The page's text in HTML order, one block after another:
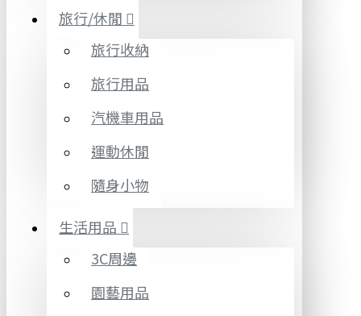
旅行/休閒
旅行收納
旅行用品
汽機車用品
運動休閒
隨身小物
生活用品
3C周邊
園藝用品